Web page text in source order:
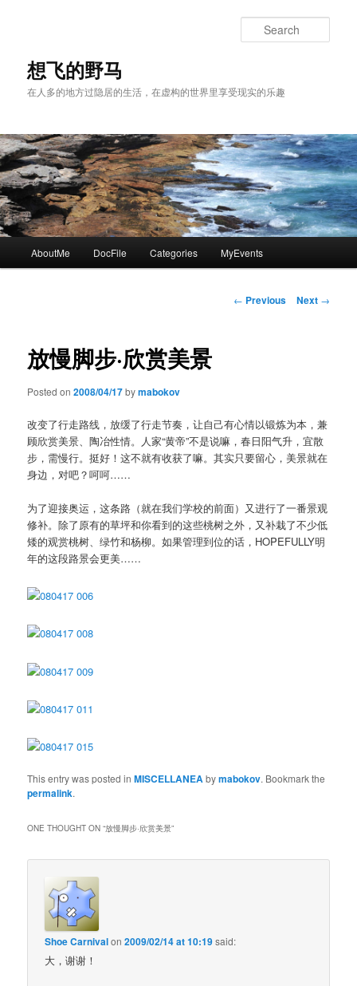
content想飞的野马
在人多的地方过隐居的生活，在虚构的世界里享受现实的乐趣
AboutMe DocFile Categories MyEvents
Post
← Previous Next →
放慢脚步·欣赏美景
Posted on2008/04/17bymabokov
改变了行走路线，放缓了行走节奏，让自己有心情以锻炼为本，兼
顾欣赏美景、陶冶性情。人家“黄帝”不是说嘛，春日阳气升，宜散
步，需慢行。挺好！这不就有收获了嘛。其实只要留心，美景就在
身边，对吧？呵呵……
为了迎接奥运，这条路（就在我们学校的前面）又进行了一番景观
修补。除了原有的草坪和你看到的这些桃树之外，又补栽了不少低
矮的观赏桃树、绿竹和杨柳。如果管理到位的话，HOPEFULLY明
年的这段路景会更美……
This entry was posted inMISCELLANEAbymabokov. Bookmark the
permalink.
ONE THOUGHT ON “放慢脚步·欣赏美景”
Shoe Carnivalon2009/02/14 at 10:19said:
大，谢谢！